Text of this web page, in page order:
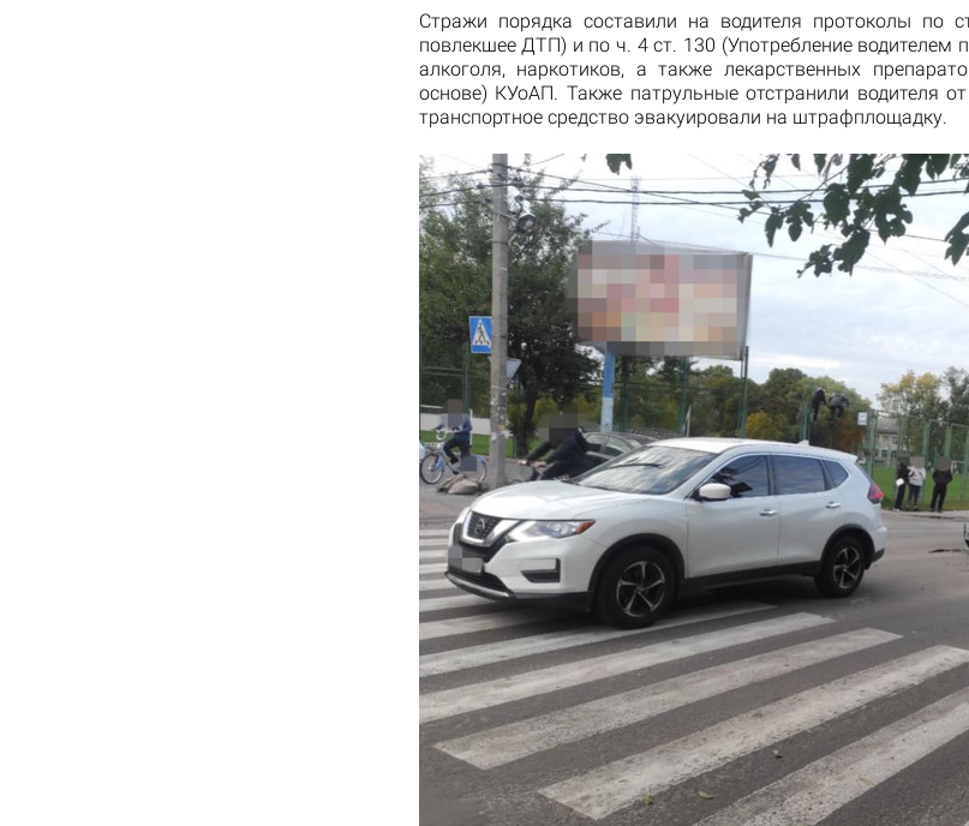
Стражи порядка составили на водителя протоколы по
повлекшее ДТП) и по ч. 4 ст. 130 (Употребление водителем
алкоголя, наркотиков, а также лекарственных
основе) КУоАП. Также патрульные отстранили водителя
транспортное средство эвакуировали на штрафплощадку.